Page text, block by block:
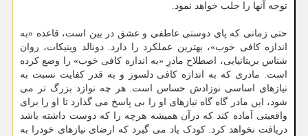
توجه آنها را جلب خواهد نمود.
حتی زمانی که پای دوستی عاطفی و عشق در بین است، قاعده «به
اندازه کافی خوب»، بهترین عملکرد را دارد. دونالد وینیکات، روان
شناس بریتانیایی، اصطلاح مادرِ «به اندازه کافی خوب» را وضع کرده
است. مادری که به اندازه کافی دلسوز و به قدر کفایت نسبت به
نیازهای اساسی نوزادش حساس است. هر چه نوازد بزرگ تر می
شود، این مادر گاه گاه نیازهای او را بی پاسخ می گذارد تا او را برای
واقعیتی آماده کند که درآن همیشه هرچه را که دوست داشته باشد
دریافت نخواهد کرد. کودک یاد می گیرد که ارضای نیازهای خودرا به